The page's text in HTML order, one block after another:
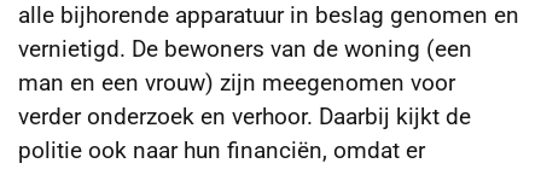
alle bijhorende apparatuur in beslag genomen en
vernietigd. De bewoners van de woning (een
man en een vrouw) zijn meegenomen voor
verder onderzoek en verhoor. Daarbij kijkt de
politie ook naar hun financiën, omdat er